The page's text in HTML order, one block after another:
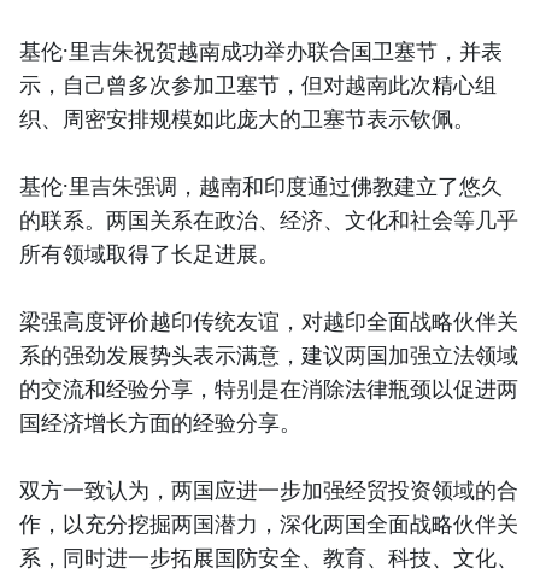
基伦·里吉朱祝贺越南成功举办联合国卫塞节，并表
示，自己曾多次参加卫塞节，但对越南此次精心组
织、周密安排规模如此庞大的卫塞节表示钦佩。
基伦·里吉朱强调，越南和印度通过佛教建立了悠久
的联系。两国关系在政治、经济、文化和社会等几乎
所有领域取得了长足进展。
梁强高度评价越印传统友谊，对越印全面战略伙伴关
系的强劲发展势头表示满意，建议两国加强立法领域
的交流和经验分享，特别是在消除法律瓶颈以促进两
国经济增长方面的经验分享。
双方一致认为，两国应进一步加强经贸投资领域的合
作，以充分挖掘两国潜力，深化两国全面战略伙伴关
系，同时进一步拓展国防安全、教育、科技、文化、